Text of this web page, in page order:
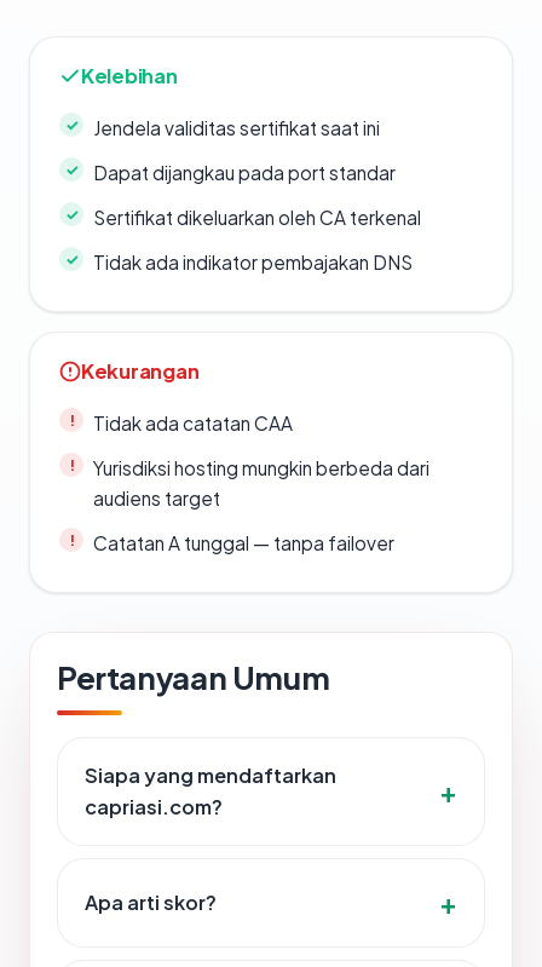
Kelebihan
Jendela validitas sertifikat saat ini
Dapat dijangkau pada port standar
Sertifikat dikeluarkan oleh CA terkenal
Tidak ada indikator pembajakan DNS
Kekurangan
Tidak ada catatan CAA
Yurisdiksi hosting mungkin berbeda dari
audiens target
Catatan A tunggal — tanpa failover
Pertanyaan Umum
Siapa yang mendaftarkan
capriasi.com?
Apa arti skor?